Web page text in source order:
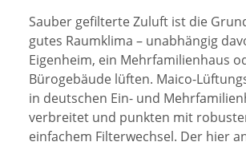
Sauber gefilterte Zuluft ist die
gutes Raumklima – unabhängig
Eigenheim, ein Mehrfamilienhaus
Bürogebäude lüften. Maico-
in deutschen Ein- und
verbreitet und punkten mit
einfachem Filterwechsel. Der hier